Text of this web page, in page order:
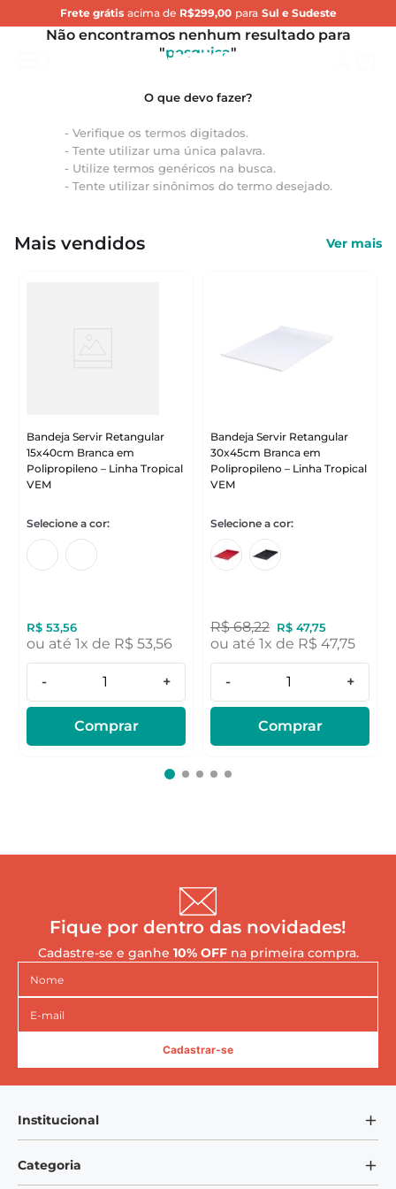
Frete grátis acima de R$299,00 para Sul e Sudeste
Não encontramos nenhum resultado para
"pesquisa"
Verifique os termos digitados.
Tente utilizar uma única palavra.
Utilize termos genéricos na busca.
Tente utilizar sinônimos do termo desejado.
Mais vendidos Ver mais
Bandeja Servir Retangular
15x40cm Branca em
Polipropileno – Linha Tropical
VEM
R$ 53,56
ou até 1x de R$ 53,56
- +
Comprar
Bandeja Servir Retangular
30x45cm Branca em
Polipropileno – Linha Tropical
VEM
R$ 68,22 R$ 47,75
ou até 1x de R$ 47,75
- +
Comprar
Fique por dentro das novidades!
Cadastre-se e ganhe 10% OFFna primeira compra.
Cadastrar-se
Institucional
Sobre Nós
Categoria